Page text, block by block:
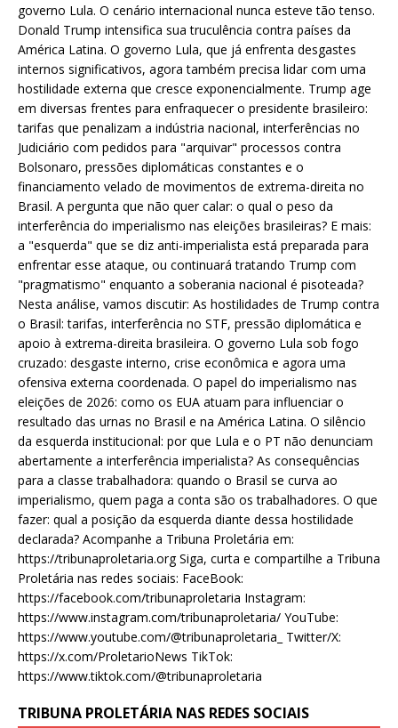
governo Lula. O cenário internacional nunca esteve tão tenso.
Donald Trump intensifica sua truculência contra países da
América Latina. O governo Lula, que já enfrenta desgastes
internos significativos, agora também precisa lidar com uma
hostilidade externa que cresce exponencialmente. Trump age
em diversas frentes para enfraquecer o presidente brasileiro:
tarifas que penalizam a indústria nacional, interferências no
Judiciário com pedidos para "arquivar" processos contra
Bolsonaro, pressões diplomáticas constantes e o
financiamento velado de movimentos de extrema-direita no
Brasil. A pergunta que não quer calar: o qual o peso da
interferência do imperialismo nas eleições brasileiras? E mais:
a "esquerda" que se diz anti-imperialista está preparada para
enfrentar esse ataque, ou continuará tratando Trump com
"pragmatismo" enquanto a soberania nacional é pisoteada?
Nesta análise, vamos discutir: As hostilidades de Trump contra
o Brasil: tarifas, interferência no STF, pressão diplomática e
apoio à extrema-direita brasileira. O governo Lula sob fogo
cruzado: desgaste interno, crise econômica e agora uma
ofensiva externa coordenada. O papel do imperialismo nas
eleições de 2026: como os EUA atuam para influenciar o
resultado das urnas no Brasil e na América Latina. O silêncio
da esquerda institucional: por que Lula e o PT não denunciam
abertamente a interferência imperialista? As consequências
para a classe trabalhadora: quando o Brasil se curva ao
imperialismo, quem paga a conta são os trabalhadores. O que
fazer: qual a posição da esquerda diante dessa hostilidade
declarada? Acompanhe a Tribuna Proletária em:
https://tribunaproletaria.org Siga, curta e compartilhe a Tribuna
Proletária nas redes sociais: FaceBook:
https://facebook.com/tribunaproletaria Instagram:
https://www.instagram.com/tribunaproletaria/ YouTube:
https://www.youtube.com/@tribunaproletaria_ Twitter/X:
https://x.com/ProletarioNews TikTok:
https://www.tiktok.com/@tribunaproletaria
TRIBUNA PROLETÁRIA NAS REDES SOCIAIS